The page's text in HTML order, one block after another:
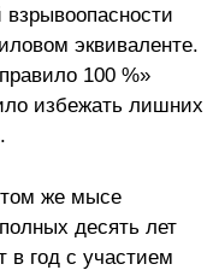
эквиваленте.
100 %»
избежать лишних
том же мысе
десять лет
в год с участием